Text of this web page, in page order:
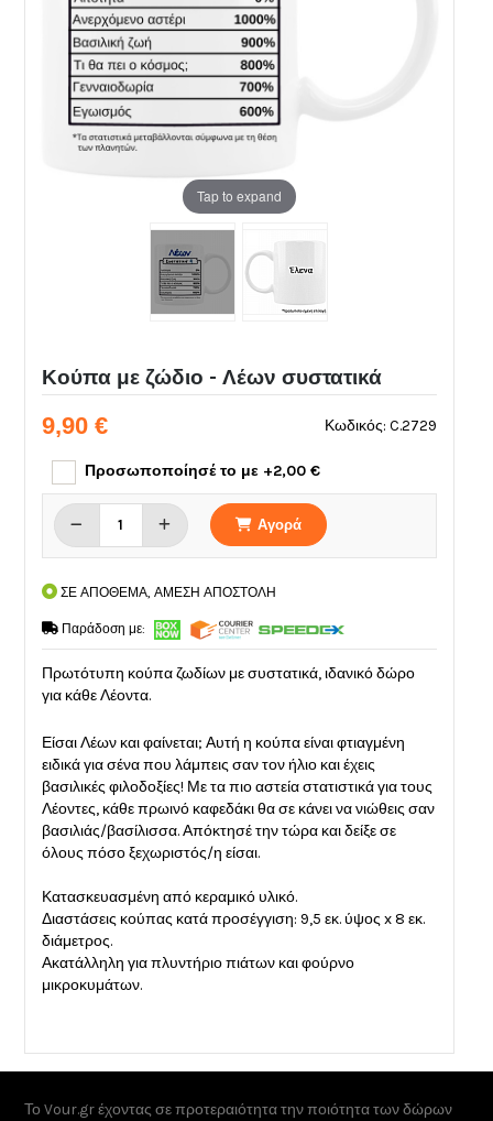
Tap to expand
Κούπα με ζώδιο - Λέων συστατικά
Κωδικός: C.2729
9,90 €
Προσωποποίησέ το με +2,00 €
Αγορά
ΣΕ ΑΠΟΘΕΜΑ, ΑΜΕΣΗ ΑΠΟΣΤΟΛΗ
Παράδοση με:
Πρωτότυπη κούπα ζωδίων με συστατικά, ιδανικό δώρο
για κάθε Λέοντα.
Είσαι Λέων και φαίνεται; Αυτή η κούπα είναι φτιαγμένη
ειδικά για σένα που λάμπεις σαν τον ήλιο και έχεις
βασιλικές φιλοδοξίες! Με τα πιο αστεία στατιστικά για τους
Λέοντες, κάθε πρωινό καφεδάκι θα σε κάνει να νιώθεις σαν
βασιλιάς/βασίλισσα. Απόκτησέ την τώρα και δείξε σε
όλους πόσο ξεχωριστός/η είσαι.
Κατασκευασμένη από κεραμικό υλικό.
Διαστάσεις κούπας κατά προσέγγιση: 9,5 εκ. ύψος x 8 εκ.
διάμετρος.
Ακατάλληλη για πλυντήριο πιάτων και φούρνο
μικροκυμάτων.
Το Vour.gr έχοντας σε προτεραιότητα την ποιότητα των δώρων